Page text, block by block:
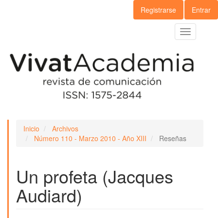
lateral
Registrarse Entrar
Toggle
navigation
Inicio
Archivos
Número 110 - Marzo 2010 - Año XIII
Reseñas
Un profeta (Jacques
Audiard)